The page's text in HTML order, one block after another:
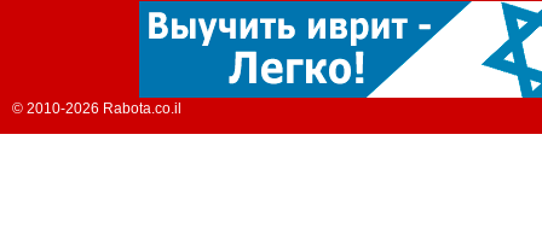
© 2010-2026 Rabota.co.il